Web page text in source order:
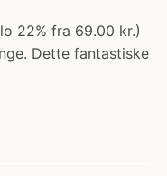
22% fra 69.00 kr.)
Dette fantastiske